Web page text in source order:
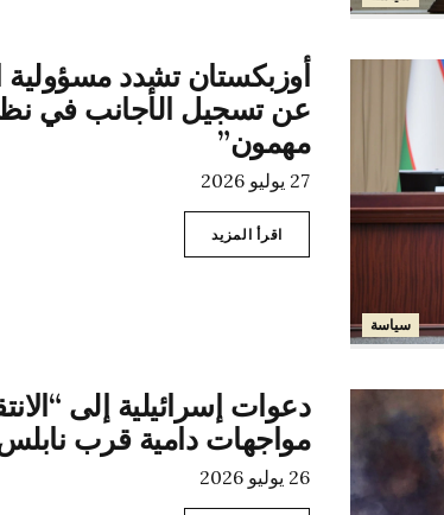
سياسة
أوزبكستان تشدد مسؤولية
عن تسجيل الأجانب في
مهمون”
27 يوليو 2026
اقرأ المزيد
دعوات إسرائيلية إلى
مواجهات دامية قرب
26 يوليو 2026